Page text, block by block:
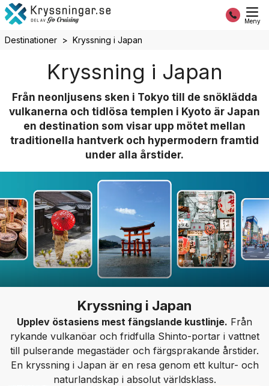
Meny
Destinationer Kryssning i Japan
Kryssning i Japan
Från neonljusens sken i Tokyo till de snöklädda
vulkanerna och tidlösa templen i Kyoto är Japan
en destination som visar upp mötet mellan
traditionella hantverk och hypermodern framtid
under alla årstider.
Kryssning i Japan
Upplev östasiens mest fängslande kustlinje. Från
rykande vulkanöar och fridfulla Shinto-portar i vattnet
till pulserande megastäder och färgsprakande årstider.
En kryssning i Japan är en resa genom ett kultur- och
naturlandskap i absolut världsklass.